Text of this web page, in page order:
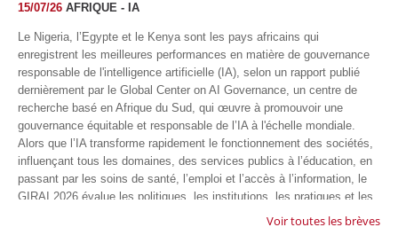
15/07/26 AFRIQUE - IA
Le Nigeria, l’Egypte et le Kenya sont les pays africains qui
enregistrent les meilleures performances en matière de gouvernance
responsable de l'intelligence artificielle (IA), selon un rapport publié
dernièrement par le Global Center on AI Governance, un centre de
recherche basé en Afrique du Sud, qui œuvre à promouvoir une
gouvernance équitable et responsable de l’IA à l'échelle mondiale.
Alors que l’IA transforme rapidement le fonctionnement des sociétés,
influençant tous les domaines, des services publics à l’éducation, en
passant par les soins de santé, l’emploi et l’accès à l’information, le
GIRAI 2026 évalue les politiques, les institutions, les pratiques et les
conditions générales de gouvernance qui favorisent un déploiement
Voir toutes les brèves